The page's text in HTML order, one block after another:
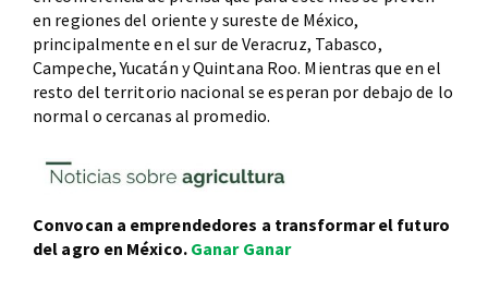
en regiones del oriente y sureste de México,
principalmente en el sur de Veracruz, Tabasco,
Campeche, Yucatán y Quintana Roo. Mientras que en el
resto del territorio nacional se esperan por debajo de lo
normal o cercanas al promedio.
Convocan a emprendedores a transformar el futuro
del agro en México. Ganar Ganar